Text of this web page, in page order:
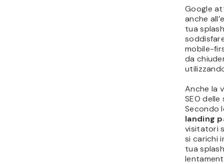
Google
anche
tua
mobile-
da
Anche la
SEO
Secondo
landing
visitatori
si carichi
tua